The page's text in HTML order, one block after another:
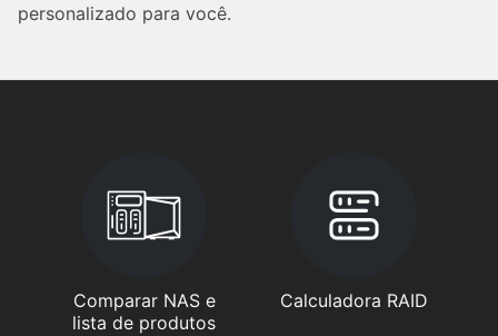
personalizado para você.
Comparar NAS e
lista de produtos
Calculadora RAID